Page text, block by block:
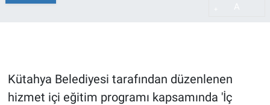
Kütahya Belediyesi tarafından düzenlenen
hizmet içi eğitim programı kapsamında 'İç